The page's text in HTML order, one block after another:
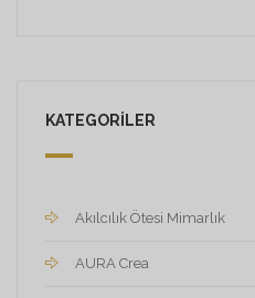
KATEGORILER
Akılcılık Ötesi Mimarlık
AURA Crea